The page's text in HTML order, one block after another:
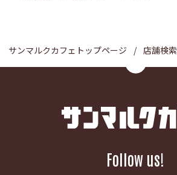
サンマルクカフェトップページ 店舗検索
Follow us!